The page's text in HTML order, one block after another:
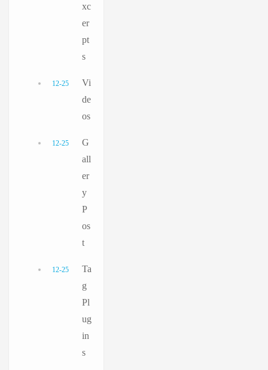
xc
er
pt
s
Vi
de
os
12-25
G
all
er
y
P
os
t
12-25
Ta
g
Pl
ug
in
s
12-25